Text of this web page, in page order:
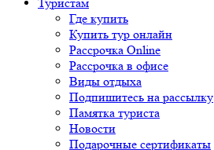
Где купить
Купить тур онлайн
Рассрочка Online
Рассрочка в офисе
Виды отдыха
Подпишитесь на рассылку
Памятка туриста
Новости
Подарочные сертификаты